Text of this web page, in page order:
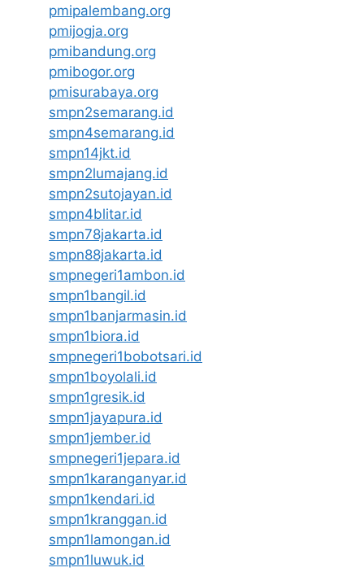
pmipalembang.org
pmijogja.org
pmibandung.org
pmibogor.org
pmisurabaya.org
smpn2semarang.id
smpn4semarang.id
smpn14jkt.id
smpn2lumajang.id
smpn2sutojayan.id
smpn4blitar.id
smpn78jakarta.id
smpn88jakarta.id
smpnegeri1ambon.id
smpn1bangil.id
smpn1banjarmasin.id
smpn1biora.id
smpnegeri1bobotsari.id
smpn1boyolali.id
smpn1gresik.id
smpn1jayapura.id
smpn1jember.id
smpnegeri1jepara.id
smpn1karanganyar.id
smpn1kendari.id
smpn1kranggan.id
smpn1lamongan.id
smpn1luwuk.id